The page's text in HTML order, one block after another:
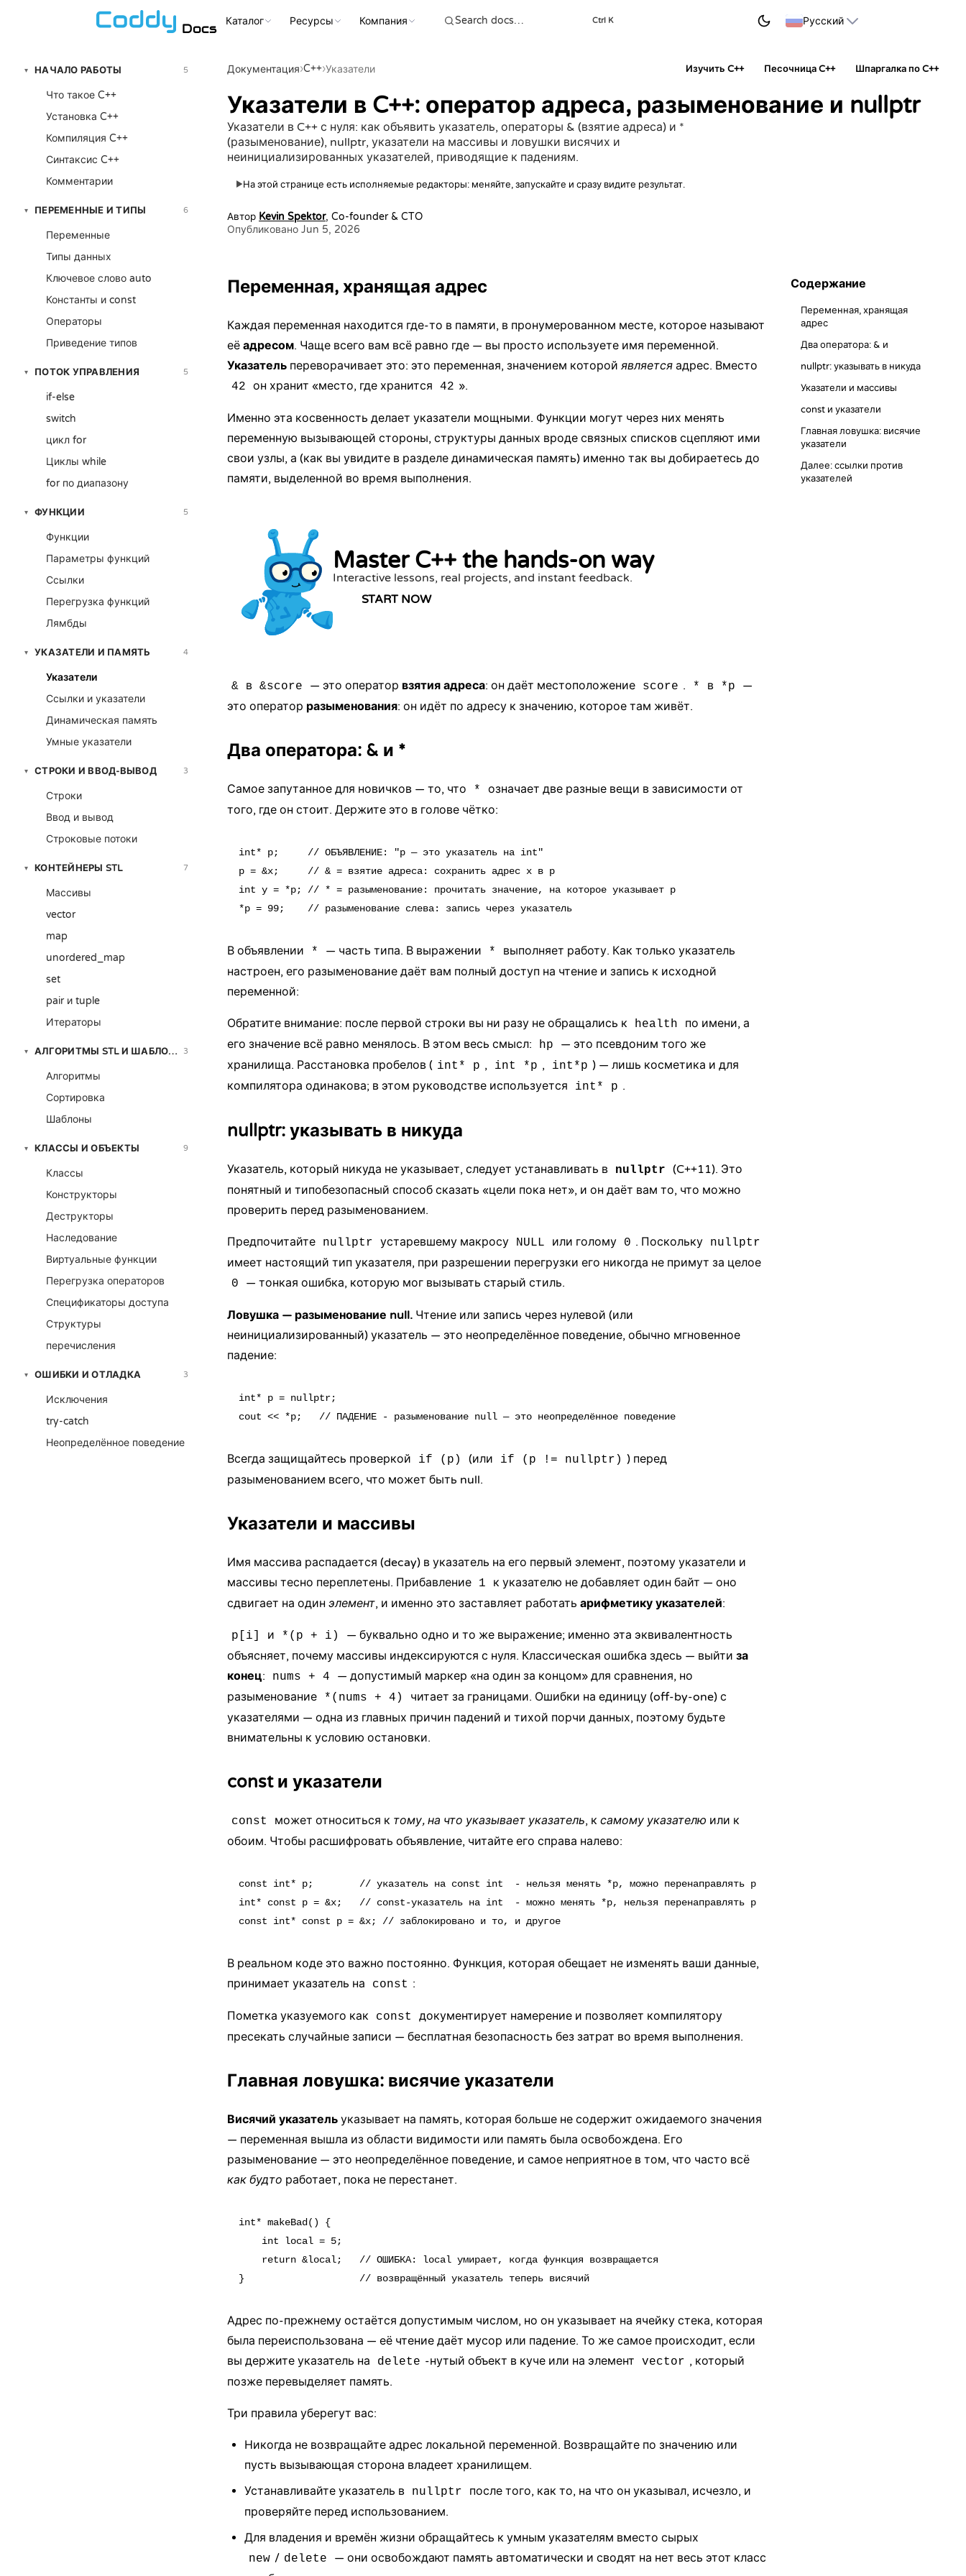
Docs Каталог Ресурсы Компания Ctrl K Русский
▾ НАЧАЛО РАБОТЫ 5
Что такое C++
Установка C++
Компиляция C++
Синтаксис C++
Комментарии
▾ ПЕРЕМЕННЫЕ И ТИПЫ 6
Переменные
Типы данных
Ключевое слово auto
Константы и const
Операторы
Приведение типов
▾ ПОТОК УПРАВЛЕНИЯ 5
if-else
switch
цикл for
Циклы while
for по диапазону
▾ ФУНКЦИИ 5
Функции
Параметры функций
Ссылки
Перегрузка функций
Лямбды
▾ УКАЗАТЕЛИ И ПАМЯТЬ 4
Указатели
Ссылки и указатели
Динамическая память
Умные указатели
▾ СТРОКИ И ВВОД-ВЫВОД 3
Строки
Ввод и вывод
Строковые потоки
▾ КОНТЕЙНЕРЫ STL 7
Массивы
vector
map
unordered_map
set
pair и tuple
Итераторы
▾ АЛГОРИТМЫ STL И ШАБЛОНЫ3
Алгоритмы
Сортировка
Шаблоны
▾ КЛАССЫ И ОБЪЕКТЫ 9
Классы
Конструкторы
Деструкторы
Наследование
Виртуальные функции
Перегрузка операторов
Спецификаторы доступа
Структуры
перечисления
▾ ОШИБКИ И ОТЛАДКА 3
Исключения
try-catch
Неопределённое поведение
Документация›C++›Указатели Изучить C++ Песочница C++ Шпаргалка по C++
Указатели в C++: оператор адреса, разыменование и nullptr
Указатели в C++ с нуля: как объявить указатель, операторы & (взятие адреса) и *
(разыменование), nullptr, указатели на массивы и ловушки висячих и
неинициализированных указателей, приводящие к падениям.
▶На этой странице есть исполняемые редакторы: меняйте, запускайте и сразу видите результат.
Автор Kevin Spektor, Co-founder & CTO
Опубликовано Jun 5, 2026
Переменная, хранящая адрес
Каждая переменная находится где-то в памяти, в пронумерованном месте, которое называют
её адресом. Чаще всего вам всё равно где — вы просто используете имя переменной.
Указатель переворачивает это: это переменная, значением которой является адрес. Вместо
42 он хранит «место, где хранится 42 ».
Именно эта косвенность делает указатели мощными. Функции могут через них менять
переменную вызывающей стороны, структуры данных вроде связных списков сцепляют ими
свои узлы, а (как вы увидите в разделе динамическая память) именно так вы добираетесь до
памяти, выделенной во время выполнения.
Master C++ the hands-on way
Interactive lessons, real projects, and instant feedback.
START NOW
& в &score — это оператор взятия адреса: он даёт местоположение score . * в *p
—
это оператор разыменования: он идёт по адресу к значению, которое там живёт.
Два оператора: & и *
Самое запутанное для новичков — то, что *
означает две разные вещи в зависимости от
того, где он стоит. Держите это в голове чётко:
int* p;     // ОБЪЯВЛЕНИЕ: "p — это указатель на int"
p = &x;     // & = взятие адреса: сохранить адрес x в p
int y = *p; // * = разыменование: прочитать значение, на которое указывает p
В объявлении * — часть типа. В выражении *
выполняет работу. Как только указатель
настроен, его разыменование даёт вам полный доступ на чтение и запись к исходной
переменной:
Обратите внимание: после первой строки вы ни разу не обращались к health
по имени, а
его значение всё равно менялось. В этом весь смысл:
hp
— это псевдоним того же
хранилища. Расстановка пробелов ( int* p , int *p , int*p ) — лишь косметика и для
компилятора одинакова; в этом руководстве используется
int* p .
nullptr: указывать в никуда
Указатель, который никуда не указывает, следует устанавливать в nullptr
(C++11). Это
понятный и типобезопасный способ сказать «цели пока нет», и он даёт вам то, что можно
проверить перед разыменованием.
Предпочитайте nullptr устаревшему макросу NULL или голому 0 . Поскольку nullptr
имеет настоящий тип указателя, при разрешении перегрузки его никогда не примут за целое
0 — тонкая ошибка, которую мог вызывать старый стиль.
Ловушка — разыменование null. Чтение или запись через нулевой (или
неинициализированный) указатель — это неопределённое поведение, обычно мгновенное
падение:
int* p = nullptr;
Всегда защищайтесь проверкой if (p) (или if (p != nullptr) ) перед
разыменованием всего, что может быть null.
Указатели и массивы
Имя массива распадается (decay) в указатель на его первый элемент, поэтому указатели и
массивы тесно переплетены. Прибавление 1
к указателю не добавляет один байт — оно
сдвигает на один элемент, и именно это заставляет работать арифметику указателей:
p[i] и *(p + i)
— буквально одно и то же выражение; именно эта эквивалентность
объясняет, почему массивы индексируются с нуля. Классическая ошибка здесь — выйти за
конец: nums + 4
— допустимый маркер «на один за концом» для сравнения, но
разыменование
*(nums + 4)
читает за границами. Ошибки на единицу (off-by-one) с
указателями — одна из главных причин падений и тихой порчи данных, поэтому будьте
внимательны к условию остановки.
const и указатели
const может относиться к тому, на что указывает указатель, к самому указателю или к
обоим. Чтобы расшифровать объявление, читайте его справа налево:
const int* p;        // указатель на const int  - нельзя менять *p, можно перенаправлять p
int* const p = &x;   // const-указатель на int  - можно менять *p, нельзя перенаправлять p
В реальном коде это важно постоянно. Функция, которая обещает не изменять ваши данные,
принимает указатель на
const :
Пометка указуемого как const
документирует намерение и позволяет компилятору
пресекать случайные записи — бесплатная безопасность без затрат во время выполнения.
Главная ловушка: висячие указатели
Висячий указатель указывает на память, которая больше не содержит ожидаемого значения
— переменная вышла из области видимости или память была освобождена. Его
разыменование — это неопределённое поведение, и самое неприятное в том, что часто всё
как будто работает, пока не перестанет.
int* makeBad() {
    int local = 5;
    return &local;   // ОШИБКА: local умирает, когда функция возвращается
Адрес по-прежнему остаётся допустимым числом, но он указывает на ячейку стека, которая
была переиспользована — её чтение даёт мусор или падение. То же самое происходит, если
вы держите указатель на
delete -нутый объект в куче или на элемент vector , который
позже перевыделяет память.
Три правила уберегут вас:
Никогда не возвращайте адрес локальной переменной. Возвращайте по значению или
пусть вызывающая сторона владеет хранилищем.
Устанавливайте указатель в
nullptr
после того, как то, на что он указывал, исчезло, и
проверяйте перед использованием.
Для владения и времён жизни обращайтесь к умным указателям вместо сырых
new / delete
— они освобождают память автоматически и сводят на нет весь этот класс
Содержание
Переменная, хранящая
адрес
Два оператора: & и
nullptr: указывать в никуда
Указатели и массивы
const и указатели
Главная ловушка: висячие
указатели
Далее: ссылки против
указателей